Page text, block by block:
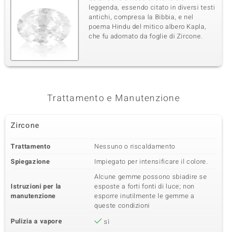
leggenda, essendo citato in diversi testi
antichi, compresa la Bibbia, e nel
poema Hindu del mitico albero Kapla,
che fu adornato da foglie di Zircone.
Trattamento e Manutenzione
Zircone
Trattamento
Nessuno o riscaldamento
Spiegazione
Impiegato per intensificare il colore.
Istruzioni per la
manutenzione
Alcune gemme possono sbiadire se
esposte a forti fonti di luce; non
esporre inutilmente le gemme a
queste condizioni
Pulizia a vapore
sì